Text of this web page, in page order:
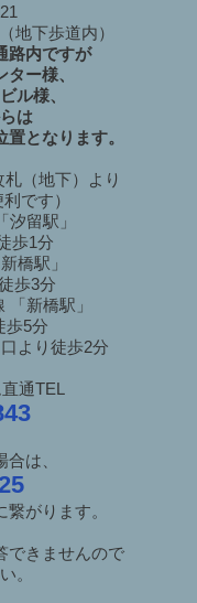
地下歩道内）
路内ですが
ー様、
ル様、
は
となります。
（地下）より
です）
留駅」
歩1分
橋駅」
歩3分
新橋駅」
歩5分
より徒歩2分
通TEL
は、
がります。
できませんので
。